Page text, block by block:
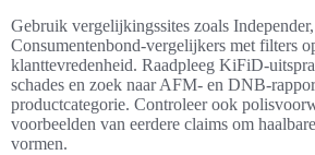
Gebruik vergelijkingssites zoals
Consumentenbond-vergelijkers met filters
klanttevredenheid. Raadpleeg KiFiD-
schades en zoek naar AFM- en DNB-
productcategorie. Controleer ook
voorbeelden van eerdere claims om
vormen.